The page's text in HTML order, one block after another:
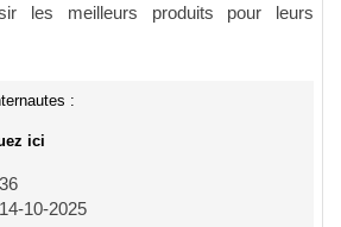
les meilleurs produits pour leurs
:
ici
36
14-10-2025